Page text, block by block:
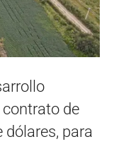
de
para